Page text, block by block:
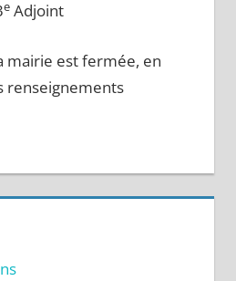
eAdjoint
mairie est fermée, en
renseignements